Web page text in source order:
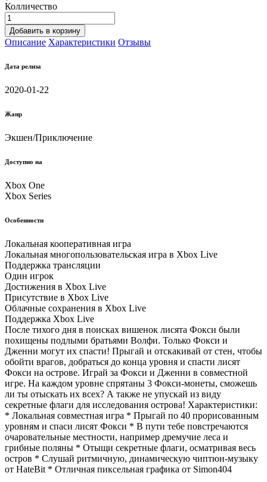
Колличество
Добавить в корзину
Описание Характеристики Отзывы
Дата релиза
2020-01-22
Жанр
Экшен/Приключение
Доступно на
Xbox One
Xbox Series
Особенности
Локальная кооперативная игра
Локальная многопользовательская игра в Xbox Live
Поддержка трансляции
Один игрок
Достижения в Xbox Live
Присутствие в Xbox Live
Облачные соxранения в Xbox Live
Поддержка Xbox Live
После тихого дня в поисках вишенок лисята Фокси были
похищены подлыми братьями Волфи. Только Фокси и
Дженни могут их спасти! Прыгай и отскакивай от стен, чтобы
обойти врагов, добраться до конца уровня и спасти лисят
Фокси на острове. Играй за Фокси и Дженни в совместной
игре. На каждом уровне спрятаны 3 Фокси-монеты, сможешь
ли ты отыскать их всех? А также не упускай из виду
секретные флаги для исследования острова! Характеристики:
* Локальная совместная игра * Прыгай по 40 прорисованным
уровням и спаси лисят Фокси * В пути тебе повстречаются
очаровательные местности, например дремучие леса и
грибные поляны * Отыщи секретные флаги, осматривая весь
остров * Слушай ритмичную, динамическую чиптюн-музыку
от HateBit * Отличная пиксельная графика от Simon404